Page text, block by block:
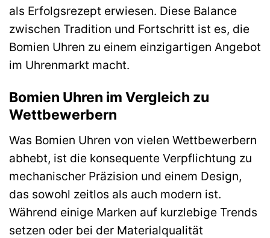
als Erfolgsrezept erwiesen. Diese Balance
zwischen Tradition und Fortschritt ist es, die
Bomien Uhren zu einem einzigartigen Angebot
im Uhrenmarkt macht.
Bomien Uhren im Vergleich zu
Wettbewerbern
Was Bomien Uhren von vielen Wettbewerbern
abhebt, ist die konsequente Verpflichtung zu
mechanischer Präzision und einem Design,
das sowohl zeitlos als auch modern ist.
Während einige Marken auf kurzlebige Trends
setzen oder bei der Materialqualität